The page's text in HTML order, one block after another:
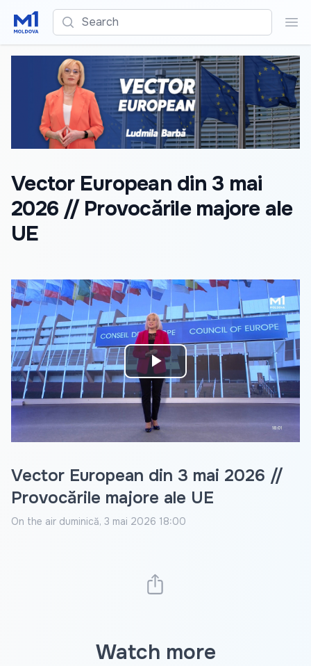
Search
Vector European din 3 mai
2026 // Provocările majore ale
UE
Play
Video
Vector European din 3 mai 2026 //
Provocările majore ale UE
On the air duminică, 3 mai 2026 18:00
Watch more